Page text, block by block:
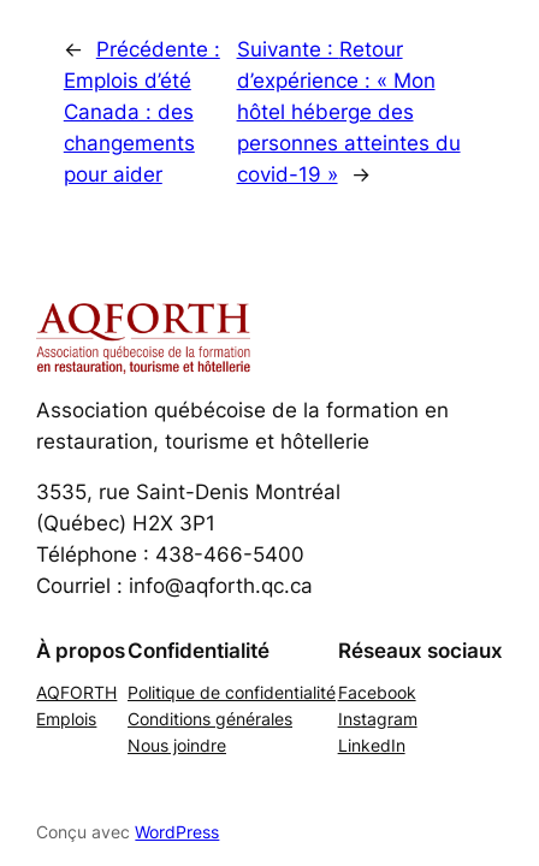
←
Précédente :
Emplois d’été
Canada : des
changements
pour aider
Suivante : Retour
d’expérience : « Mon
hôtel héberge des
personnes atteintes du
covid-19 »
→
Association québécoise de la formation en
restauration, tourisme et hôtellerie
3535, rue Saint-Denis Montréal
(Québec) H2X 3P1
Téléphone : 438-466-5400
Courriel : info@aqforth.qc.ca
À propos
AQFORTH
Emplois
Confidentialité
Politique de confidentialité
Conditions générales
Nous joindre
Réseaux sociaux
Facebook
Instagram
LinkedIn
Conçu avecWordPress